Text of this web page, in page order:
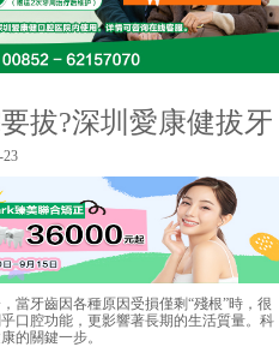
拔?深圳愛康健拔牙
牙齒因各種原因受損僅剩“殘根”時，很
口腔功能，更影響著長期的生活質量。科
的關鍵一步。